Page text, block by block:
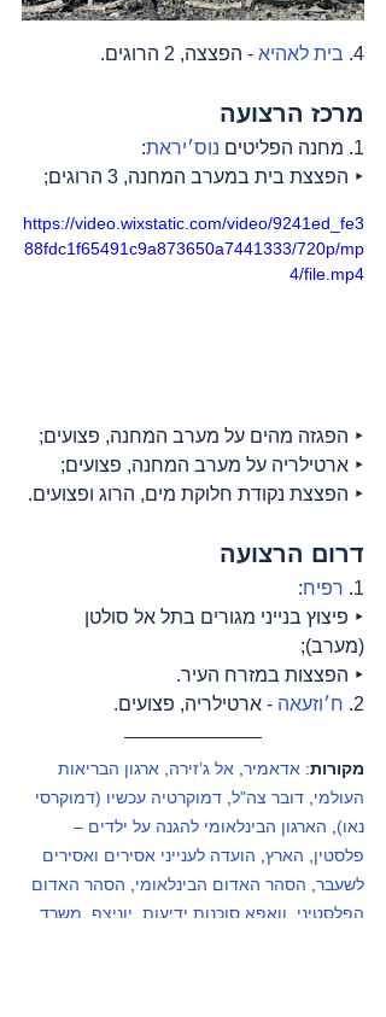
4. בית לאהיא - הפצצה, 2 הרוגים.
מרכז הרצועה
1. מחנה הפליטים נוס׳יראת:
‣ הפצצת בית במערב המחנה, 3 הרוגים;
https://video.wixstatic.com/video/9241ed_fe3
88fdc1f65491c9a873650a7441333/720p/mp
4/file.mp4
‣ הפגזה מהים על מערב המחנה, פצועים;
‣ ארטילריה על מערב המחנה, פצועים;
‣ הפצצת נקודת חלוקת מים, הרוג ופצועים.
דרום הרצועה
1. רפיח:
‣ פיצוץ בנייני מגורים בתל אל סולטן
(מערב);
‣ הפצצות במזרח העיר.
2. ח׳וזעאה - ארטילריה, פצועים.
מקורות: אדאמיר, אל ג’זירה, ארגון הבריאות
העולמי, דובר צה"ל, דמוקרטיה עכשיו (דמוקרסי
נאו), הארגון הבינלאומי להגנה על ילדים –
פלסטין, הארץ, הועדה לענייני אסירים ואסירים
לשעבר, הסהר האדום הבינלאומי, הסהר האדום
הפלסטיני
וואפא סוכנות ידיעות יוניצף
משרד